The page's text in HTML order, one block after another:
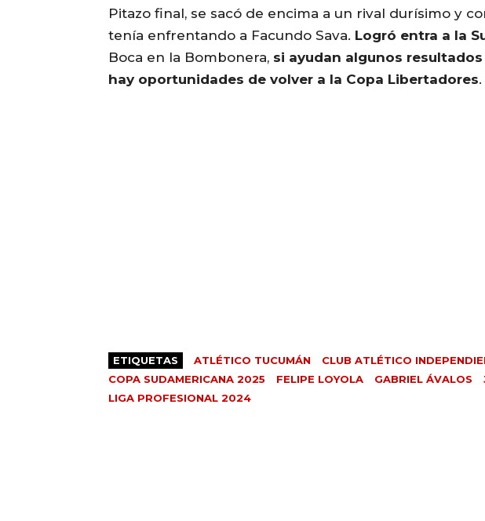
Pitazo final, se sacó de encima a un rival durísimo y
tenía enfrentando a Facundo Sava. Logró entra a la
Boca en la Bombonera, si ayudan algunos
hay oportunidades de volver a la Copa Libertadores
ETIQUETAS ATLÉTICO TUCUMÁN
CLUB ATLÉTICO
COPA SUDAMERICANA 2025
FELIPE LOYOLA GABRIEL ÁVALOS
LIGA PROFESIONAL 2024